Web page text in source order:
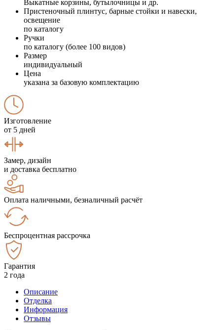
Выкатные корзины, бутылочницы и др.
Пристеночный плинтус, барные стойки и навески,
освещение
по каталогу
Ручки
по каталогу (более 100 видов)
Размер
индивидуальный
Цена
указана за базовую комплектацию
Изготовление
от 5 дней
Замер, дизайн
и доставка бесплатно
Оплата наличными, безналичный расчёт
Беспроцентная рассрочка
Гарантия
2 года
Описание
Отделка
Информация
Отзывы